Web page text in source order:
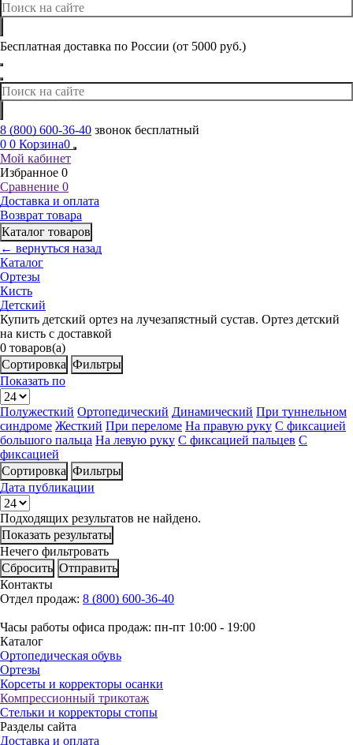
Бесплатная доставка по России (от 5000 руб.)
8 (800) 600-36-40 звонок бесплатный
0 0 Корзина0
Мой кабинет
Избранное 0
Сравнение 0
Доставка и оплата
Возврат товара
Каталог товаров
← вернуться назад
Каталог
Ортезы
Кисть
Детский
Купить детский ортез на лучезапястный сустав. Ортез детский
на кисть с доставкой
0 товаров(а)
Сортировка Фильтры
Показать по
Полужесткий Ортопедический Динамический При туннельном
синдроме Жесткий При переломе На правую руку С фиксацией
большого пальца На левую руку С фиксацией пальцев С
фиксацией
Сортировка Фильтры
Дата публикации
Подходящих результатов не найдено.
Показать результаты
Нечего фильтровать
Сбросить Отправить
Контакты
Отдел продаж: 8 (800) 600-36-40
Часы работы офиса продаж: пн-пт 10:00 - 19:00
Каталог
Ортопедическая обувь
Ортезы
Корсеты и корректоры осанки
Компрессионный трикотаж
Стельки и корректоры стопы
Разделы сайта
Доставка и оплата